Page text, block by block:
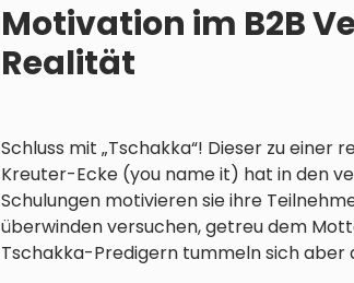
Motivation im B2B
Realität
Schluss mit „Tschakka“! Dieser zu
Kreuter-Ecke (you name it) hat in den
Schulungen motivieren sie ihre
überwinden versuchen, getreu dem
Tschakka-Predigern tummeln sich aber